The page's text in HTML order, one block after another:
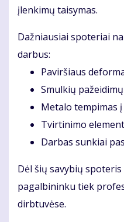
įlenkimų taisymas.
Dažniausiai spoteriai
darbus:
Paviršiaus
Smulkių
Metalo tempimas
Tvirtinimo
Darbas sunkiai
Dėl šių savybių
pagalbininku tiek
dirbtuvėse.